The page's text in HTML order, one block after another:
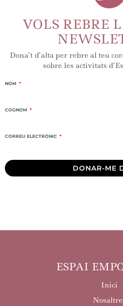
VOLS REBRE
Dona’t d’alta per rebre al teu
sobre les activitats
NOM
COGNOM
CORREU ELECTRÒNIC
DONAR-ME
ESPAI
Inici